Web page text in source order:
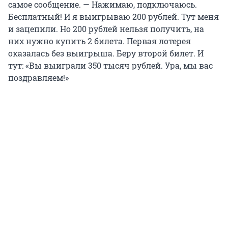
самое сообщение. — Нажимаю, подключаюсь.
Бесплатный! И я выигрываю 200 рублей. Тут меня
и зацепили. Но 200 рублей нельзя получить, на
них нужно купить 2 билета. Первая лотерея
оказалась без выигрыша. Беру второй билет. И
тут: «Вы выиграли 350 тысяч рублей. Ура, мы вас
поздравляем!»